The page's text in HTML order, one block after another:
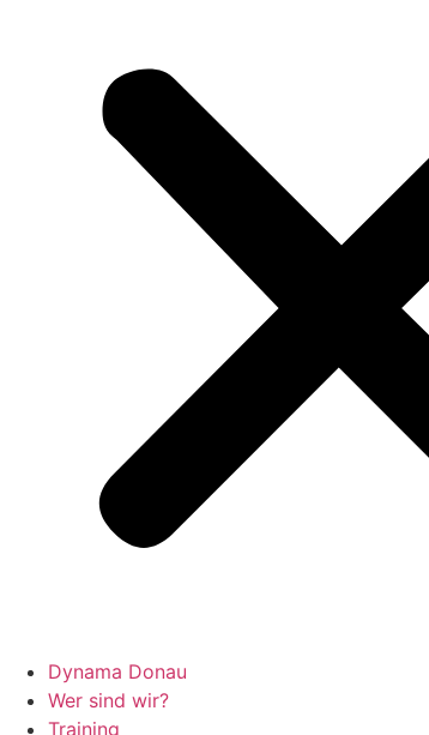
Dynama Donau
Wer sind wir?
Training